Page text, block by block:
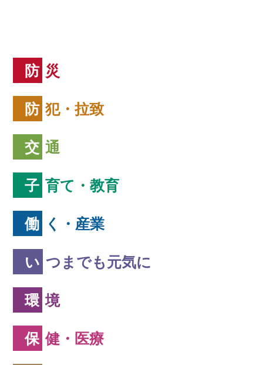
防災
防犯・拉致
交通
子育て・教育
働く・産業
いつまでも元気に
環境
保健・医療